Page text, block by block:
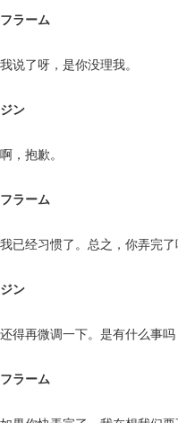
フラーム
我说了呀，是你没理我。
ジン
啊，抱歉。
フラーム
我已经习惯了。总之，你弄完了
ジン
还得再微调一下。是有什么事吗
フラーム